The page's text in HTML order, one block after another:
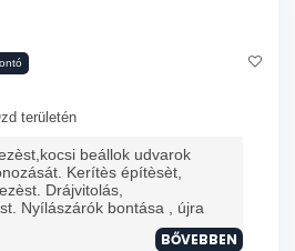
területén
beállok udvarok
Kerítès építèsèt,
Drájvitolás,
Nyílászárók bontása , újra
BŐVEBBEN